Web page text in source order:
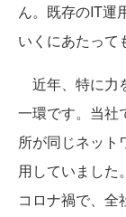
ん。既存のIT運
いくにあたって
近年、特に力
一環です。当社
所が同じネット
用していました
コロナ禍で、全